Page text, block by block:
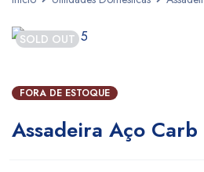
SOLD OUT
FORA DE ESTOQUE
Assadeira Aço